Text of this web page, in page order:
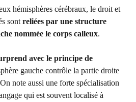
hémisphères cérébraux, le droit et
sont reliées par une structure
nommée le corps calleux.
avec le principe de
gauche contrôle la partie droite
note aussi une forte spécialisation
qui est souvent localisé à